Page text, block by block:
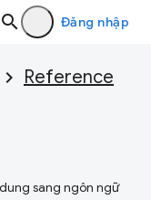
Đăng nhập
Reference
sang ngôn ngữ